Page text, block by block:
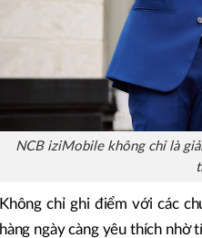
NCB iziMobile không chỉ là
Không chỉ ghi điểm với các
hàng ngày càng yêu thích